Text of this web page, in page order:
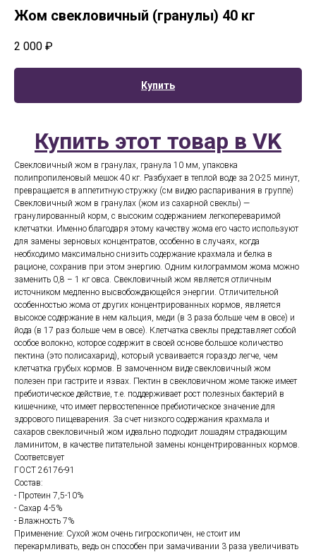
Жом свекловичный (гранулы) 40 кг
2 000 ₽
Купить
Купить этот товар в VK
Свекловичный жом в гранулах, гранула 10 мм, упаковка
полипропиленовый мешок 40 кг. Разбухает в теплой воде за 20-25 минут,
превращается в аппетитную стружку (см видео распаривания в группе)
Свекловичный жом в гранулах (жом из сахарной свеклы) —
гранулированный корм, с высоким содержанием легкопереваримой
клетчатки. Именно благодаря этому качеству жома его часто используют
для замены зерновых концентратов, особенно в случаях, когда
необходимо максимально снизить содержание крахмала и белка в
рационе, сохранив при этом энергию. Одним килограммом жома можно
заменить 0,8 – 1 кг овса. Свекловичный жом является отличным
источником медленно высвобождающейся энергии. Отличительной
особенностью жома от других концентрированных кормов, является
высокое содержание в нем кальция, меди (в 3 раза больше чем в овсе) и
йода (в 17 раз больше чем в овсе). Клетчатка свеклы представляет собой
особое волокно, которое содержит в своей основе большое количество
пектина (это полисахарид), который усваивается гораздо легче, чем
клетчатка грубых кормов. В замоченном виде свекловичный жом
полезен при гастрите и язвах. Пектин в свекловичном жоме также имеет
пребиотическое действие, т.е. поддерживает рост полезных бактерий в
кишечнике, что имеет первостепенное пребиотическое значение для
здорового пищеварения. За счет низкого содержания крахмала и
сахаров свекловичный жом идеально подходит лошадям страдающим
ламинитом, в качестве питательной замены концентрированных кормов.
Соответсвует
ГОСТ 26176-91
Состав:
- Протеин 7,5-10%
- Сахар 4-5%
- Влажность 7%
Применение: Сухой жом очень гигроскопичен, не стоит им
перекармливать, ведь он способен при замачивании 3 раза увеличивать